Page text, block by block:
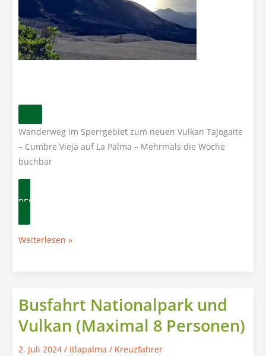
Wanderweg im Sperrgebiet zum neuen Vulkan Tajogaite
– Cumbre Vieja auf La Palma – Mehrmals die Woche
buchbar​
RESERVIEREN
Wanderung:
Vulkan
(Abholung
am
Hafen)
Weiterlesen »
Busfahrt Nationalpark und
Vulkan​ (Maximal 8 Personen)
2. Juli 2024/ itlapalma/ Kreuzfahrer